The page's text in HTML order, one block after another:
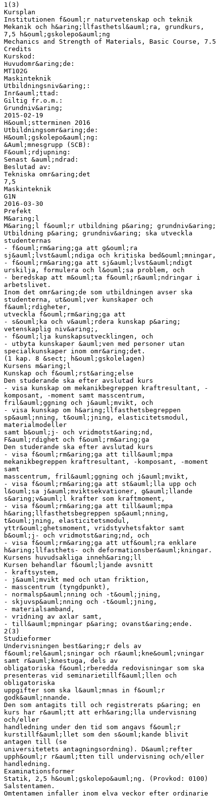
1(3)
Kursplan
Institutionen f&ouml;r naturvetenskap och teknik
Mekanik och h&aring;llfasthetsl&auml;ra, grundkurs,
7,5 h&ouml;gskolepo&auml;ng
Mechanics and Strength of Materials, Basic Course, 7.5
Credits
Kurskod:
Huvudomr&aring;de:
MT102G
Maskinteknik
Utbildningsniv&aring;:
Inr&auml;ttad:
Giltig fr.o.m.:
Grundniv&aring;
2015-02-19
H&ouml;stterminen 2016
Utbildningsomr&aring;de:
H&ouml;gskolepo&auml;ng:
&Auml;mnesgrupp (SCB):
F&ouml;rdjupning:
Senast &auml;ndrad:
Beslutad av:
Tekniska omr&aring;det
7,5
Maskinteknik
G1N
2016-03-30
Prefekt
M&aring;l
M&aring;l f&ouml;r utbildning p&aring; grundniv&aring;
Utbildning p&aring; grundniv&aring; ska utveckla
studenternas
- f&ouml;rm&aring;ga att g&ouml;ra
sj&auml;lvst&auml;ndiga och kritiska bed&ouml;mningar,
- f&ouml;rm&aring;ga att sj&auml;lvst&auml;ndigt
urskilja, formulera och l&ouml;sa problem, och
- beredskap att m&ouml;ta f&ouml;r&auml;ndringar i
arbetslivet.
Inom det omr&aring;de som utbildningen avser ska
studenterna, ut&ouml;ver kunskaper och
f&auml;rdigheter,
utveckla f&ouml;rm&aring;ga att
- s&ouml;ka och v&auml;rdera kunskap p&aring;
vetenskaplig niv&aring;,
- f&ouml;lja kunskapsutvecklingen, och
- utbyta kunskaper &auml;ven med personer utan
specialkunskaper inom omr&aring;det.
(1 kap. 8 &sect; h&ouml;gskolelagen)
Kursens m&aring;l
Kunskap och f&ouml;rst&aring;else
Den studerande ska efter avslutad kurs
- visa kunskap om mekanikbegreppen kraftresultant, -
komposant, -moment samt masscentrum,
fril&auml;ggning och j&auml;mvikt, och
- visa kunskap om h&aring;llfasthetsbegreppen
sp&auml;nning, t&ouml;jning, elasticitetsmodul,
materialmodeller
samt b&ouml;j- och vridmotst&aring;nd,
F&auml;rdighet och f&ouml;rm&aring;ga
Den studerande ska efter avslutad kurs
- visa f&ouml;rm&aring;ga att till&auml;mpa
mekanikbegreppen kraftresultant, -komposant, -moment
samt
masscentrum, fril&auml;ggning och j&auml;mvikt,
- visa f&ouml;rm&aring;ga att st&auml;lla upp och
l&ouml;sa j&auml;mviktsekvationer, g&auml;llande
s&aring;v&auml;l krafter som kraftmoment,
- visa f&ouml;rm&aring;ga att till&auml;mpa
h&aring;llfasthetsbegreppen sp&auml;nning,
t&ouml;jning, elasticitetsmodul,
yttr&ouml;ghetsmoment, vridstyvhetsfaktor samt
b&ouml;j- och vridmotst&aring;nd, och
- visa f&ouml;rm&aring;ga att utf&ouml;ra enklare
h&aring;llfasthets- och deformationsber&auml;kningar.
Kursens huvudsakliga inneh&aring;ll
Kursen behandlar f&ouml;ljande avsnitt
- kraftsystem,
- j&auml;mvikt med och utan friktion,
- masscentrum (tyngdpunkt),
- normalsp&auml;nning och -t&ouml;jning,
- skjuvsp&auml;nning och -t&ouml;jning,
- materialsamband,
- vridning av axlar samt,
- till&auml;mpningar p&aring; ovanst&aring;ende.
2(3)
Studieformer
Undervisningen best&aring;r dels av
f&ouml;rel&auml;sningar och r&auml;kne&ouml;vningar
samt r&auml;knestuga, dels av
obligatoriska f&ouml;rberedda redovisningar som ska
presenteras vid seminarietillf&auml;llen och
obligatoriska
uppgifter som ska l&auml;mnas in f&ouml;r
godk&auml;nnande.
Den som antagits till och registrerats p&aring; en
kurs har r&auml;tt att erh&aring;lla undervisning
och/eller
handledning under den tid som angavs f&ouml;r
kurstillf&auml;llet som den s&ouml;kande blivit
antagen till (se
universitetets antagningsordning). D&auml;refter
upph&ouml;r r&auml;tten till undervisning och/eller
handledning.
Examinationsformer
Statik, 2,5 h&ouml;gskolepo&auml;ng. (Provkod: 0100)
Salstentamen.
Omtentamen infaller inom elva veckor efter ordinarie